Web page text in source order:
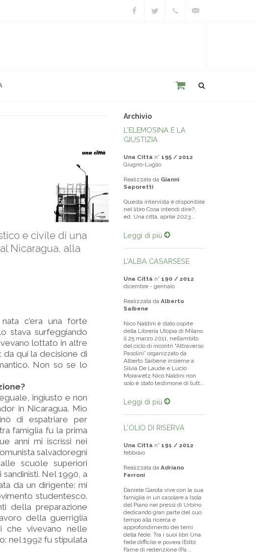
e civile di una
Nicaragua, alla
c’era una forte
stava surfeggiando
lottato in altre
da qui la decisione di
Non so se lo
ingiusto e non
in Nicaragua. Mio
di espatriare per
famiglia fu la prima
anni mi iscrissi nei
salvadoregni
scuole superiori
Nel 1990, a
da un dirigente: mi
studentesco.
della preparazione
della guerriglia
che vivevano nelle
nel 1992 fu stipulata
Archivio
L'ELEMOSINA E LA
GIUSTIZIA
Una Città n° 195 / 2012
Giugno-Luglio
Realizzata da Gianni
Saporetti
Questa intervista è disponibile
nel libro Cosa intendi dire?,
ed. Una città, aprile 2023...
Leggi di più
L'ALBA CASARSESE
Una Città n° 190 / 2012
dicembre - gennaio
Realizzata da Alberto
Saibene
Nico Naldini è stato ospite
della Libreria Utopia di Milano
il 25 marzo 2011, nell’ambito
del ciclo di incontri "Attraverso
Pasolini” organizzato da
Alberto Saibene insieme a
Silvia De Laude e Lucio
Morawetz.Nico Naldini non
solo è stato testimone di tutt...
Leggi di più
L'OLIO DI RISERVA
Una Città n° 191 / 2012
febbraio
Realizzata da Adriano
Ferroni
Daniele Garota vive con la sua
famiglia in un casolare a Isola
del Piano nei pressi di Urbino
dedicando gran parte del suo
tempo alla ricerca e
approfondimento dei temi
della fede. Tra i suoi libri Una
fede difficile e povera (Edb),
Fame di redenzione (Pa...